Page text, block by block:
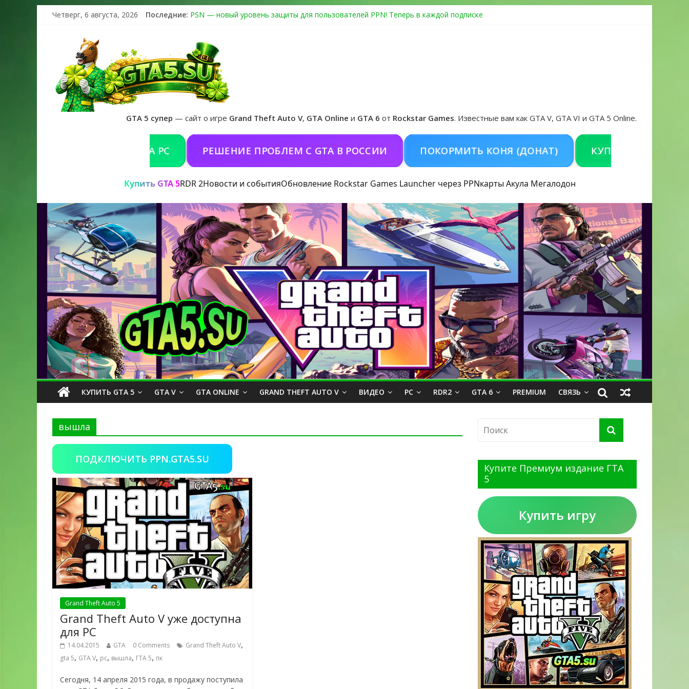
Четверг, 6 августа, 2026 Последние: PSN — новый уровень защиты для пользователей PPN! Теперь в каждой подписке
Получайте особые награды в GTA Online по программе Fine Art Collector
GTA 6 официальная обложка игры и Предзаказ Grand Theft Auto VI
GTA 5 супер — сайт о игре Grand Theft Auto V, GTA Online и GTA 6 от Rockstar Games. Известные вам как GTA V, GTA VI и GTA 5 Online.
РЕШЕНИЕ ПРОБЛЕМ С GTA В РОССИИ ПОКОРМИТЬ КОНЯ (ДОНАТ) КУПИТЬ GTA 5 ONLINE
Купить GTA 5RDR 2Новости и событияОбновление Rockstar Games Launcher через PPNкарты Акула Мегалодон
КУПИТЬ GTA 5 GTA V GTA ONLINE GRAND THEFT AUTO V ВИДЕО PC RDR2 GTA 6 PREMIUM СВЯЗЬ
вышла
ПОДКЛЮЧИТЬ PPN.GTA5.SU
Grand Theft Auto 5
Grand Theft Auto V уже доступна
для PC
14.04.2015 GTA 0 Comments Grand Theft Auto V,
gta 5, GTA V, pc, вышла, ГТА 5, пк
Сегодня, 14 апреля 2015 года, в продажу поступила
Купите Премиум издание ГТА
5
Купить игру